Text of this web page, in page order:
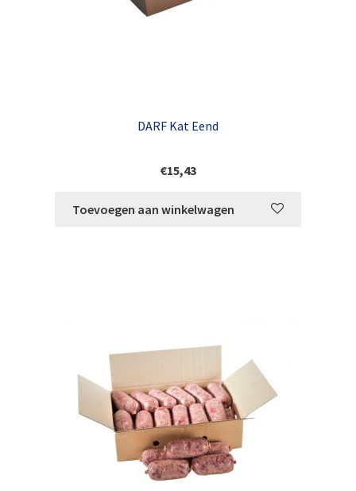
DARF Kat Eend
€15,43
Toevoegen aan winkelwagen